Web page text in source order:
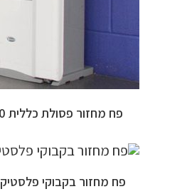
פח מחזור פסולת כללית 100 ®Nexus
פח מחזור בקבוקי פלסטיק 50 ®Nexus